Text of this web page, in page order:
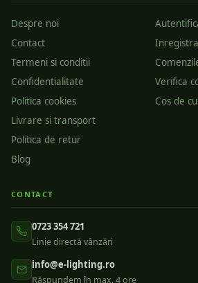
Despre noi
Contact
Termeni si conditii
Confidentialitate
Politica cookies
Livrare si transport
Politica de retur
Blog
Verifica
Cos de
CONTACT
0723 354 721
Linie directă vânzări
info@e-lighting.ro
Răspundem în max. 4 ore